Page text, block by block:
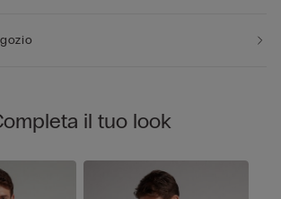
il tuo look